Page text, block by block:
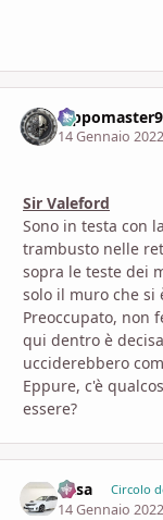
14 Gennaio
Sir Valeford
Sono in testa con
trambusto nelle
sopra le teste dei
solo il muro che si
Preoccupato, non
qui dentro è
ucciderebbero
Eppure, c'è
essere?
Casa Circolo
14 Gennaio